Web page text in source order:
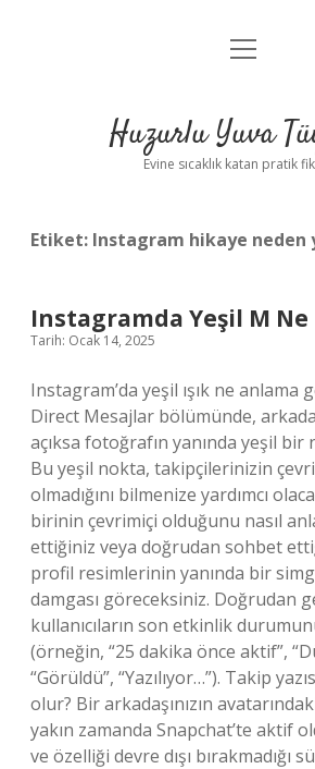
Anasayfa
Yasal Uyarı
menüyü
Huzurlu Yuva
Evine sıcaklık katan pratik
Etiket: Instagram hikaye neden
Instagramda Yeşil M Ne
Tarih: Ocak 14, 2025
Instagram’da yeşil ışık ne anlama
Direct Mesajlar bölümünde,
açıksa fotoğrafın yanında yeşil
Bu yeşil nokta, takipçilerinizin
olmadığını bilmenize yardımcı
birinin çevrimiçi olduğunu nasıl
ettiğiniz veya doğrudan sohbet
profil resimlerinin yanında bir
damgası göreceksiniz. Doğrudan
kullanıcıların son etkinlik
(örneğin, “25 dakika önce aktif”,
“Görüldü”, “Yazılıyor…”). Takip
olur? Bir arkadaşınızın
yakın zamanda Snapchat’te aktif
ve özelliği devre dışı bırakmadığı